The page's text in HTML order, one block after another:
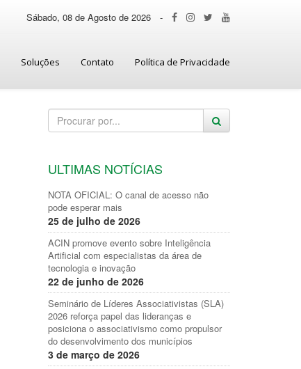
Sábado, 08 de Agosto de 2026 -
Soluções Contato Política de Privacidade
ULTIMAS NOTÍCIAS
NOTA OFICIAL: O canal de acesso não
pode esperar mais
25 de julho de 2026
ACIN promove evento sobre Inteligência
Artificial com especialistas da área de
tecnologia e inovação
22 de junho de 2026
Seminário de Líderes Associativistas (SLA)
2026 reforça papel das lideranças e
posiciona o associativismo como propulsor
do desenvolvimento dos municípios
3 de março de 2026